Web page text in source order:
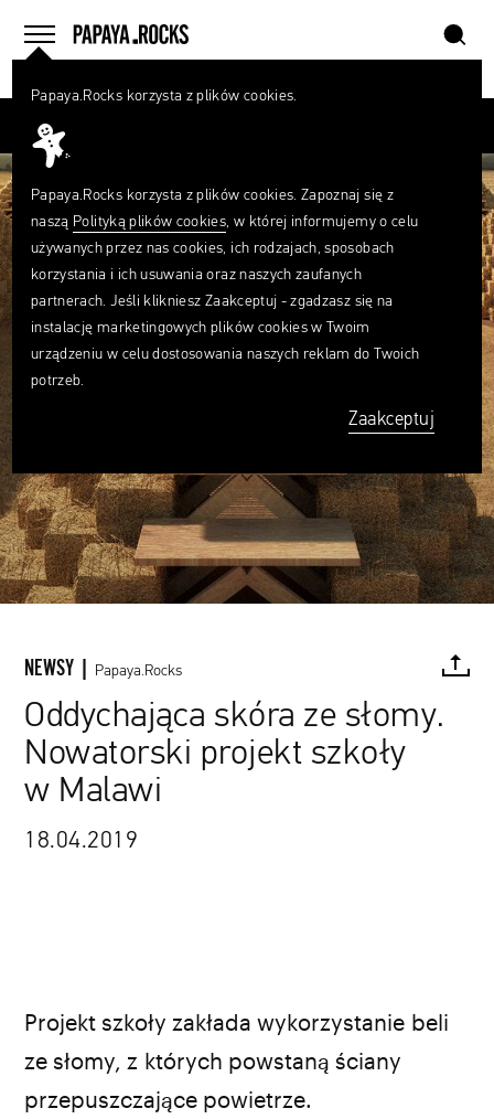
menu
home szukaj
NEWSY | Papaya.Rocks
Oddychająca skóra ze słomy.
Nowatorski projekt szkoły
w Malawi
18.04.2019
Projekt szkoły zakłada wykorzystanie beli
ze słomy, z których powstaną ściany
przepuszczające powietrze.
Papaya.Rocks korzysta z plików cookies.
Papaya.Rocks korzysta z plików cookies. Zapoznaj się z
naszą Polityką plików cookies, w której informujemy o celu
używanych przez nas cookies, ich rodzajach, sposobach
korzystania i ich usuwania oraz naszych zaufanych
partnerach. Jeśli klikniesz Zaakceptuj - zgadzasz się na
instalację marketingowych plików cookies w Twoim
urządzeniu w celu dostosowania naszych reklam do Twoich
potrzeb.
Zaakceptuj
Czego
szukasz?